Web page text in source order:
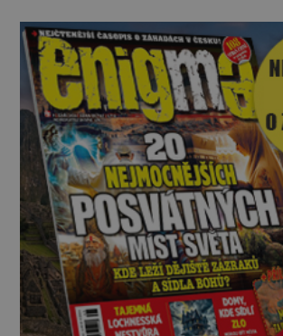
kolosů dokonce odhadem až 1650 tun. Jak
moderních strojů dokázali takové
dopravit a přesně u